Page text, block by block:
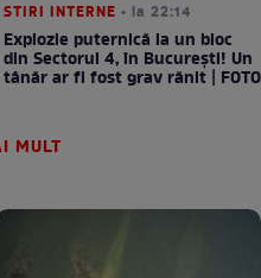
STIRI INTERNE • la 22:14
Explozie puternică la un bloc
din Sectorul 4, în București! Un
tânăr ar fi fost grav rănit | FOTO
MULT